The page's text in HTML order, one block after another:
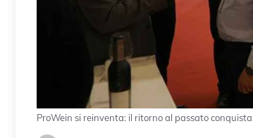
ProWein si reinventa: il ritorno al passato